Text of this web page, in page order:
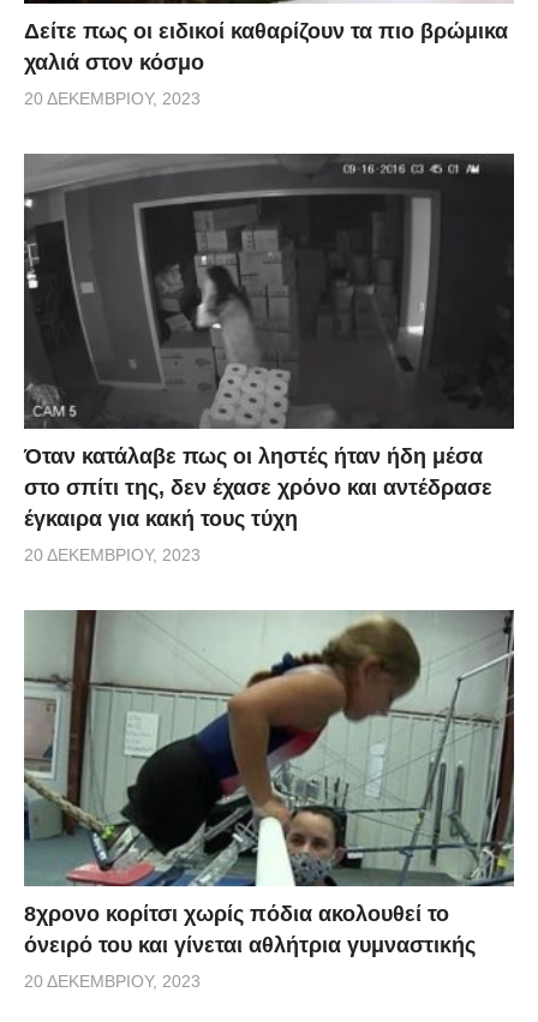
Δείτε πως οι ειδικοί καθαρίζουν τα πιο βρώμικα
χαλιά στον κόσμο
20 ΔΕΚΕΜΒΡΊΟΥ, 2023
Όταν κατάλαβε πως οι ληστές ήταν ήδη μέσα
στο σπίτι της, δεν έχασε χρόνο και αντέδρασε
έγκαιρα για κακή τους τύχη
20 ΔΕΚΕΜΒΡΊΟΥ, 2023
8χρονο κορίτσι χωρίς πόδια ακολουθεί το
όνειρό του και γίνεται αθλήτρια γυμναστικής
20 ΔΕΚΕΜΒΡΊΟΥ, 2023